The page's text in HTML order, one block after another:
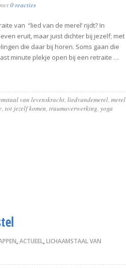
met0 reacties
van “lied van de merel’ rijdt? In
eruit, maar juist dichter bij jezelf; met
die daar bij horen. Soms gaan die
minute plekje open bij een retraite …
van levenskracht liedvandemerel merel
tot jezelf komen traumaverwerking yoga
,ACTUEEL,LICHAAMSTAAL VAN